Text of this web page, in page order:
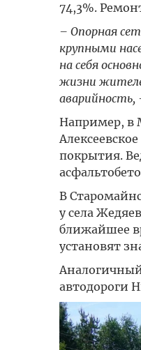
74,3%.
– Опорная
крупными
на себя
жизни
аварийность,
Например, в
покрытия.
В
у села
ближайшее
установят
автодороги